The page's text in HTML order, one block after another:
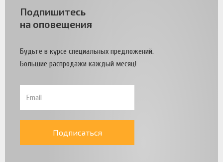
Подпишитесь
на оповещения
Будьте в курсе специальных предложений.
Большие распродажи каждый месяц!
Подписаться